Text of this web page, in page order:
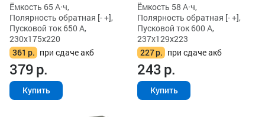
Ёмкость 65 А·ч,
Полярность обратная [- +],
Пусковой ток 650 А,
230x175x220
361 р. при сдаче акб
379р.
Купить
Ёмкость 58 А·ч,
Полярность обратная [- +],
Пусковой ток 600 А,
237x129x223
227р. при сдаче акб
243р.
Купить